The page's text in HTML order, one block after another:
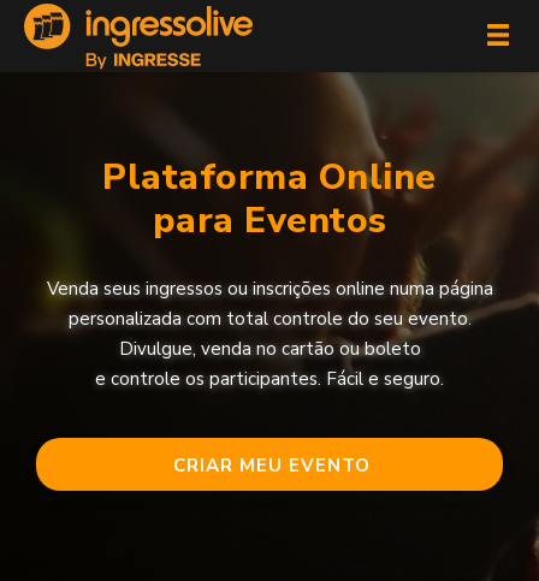
Plataforma Online
para Eventos
Venda seus ingressos ou inscrições online numa página
personalizada com total controle do seu evento.
Divulgue, venda no cartão ou boleto
e controle os participantes. Fácil e seguro.
CRIAR MEU EVENTO